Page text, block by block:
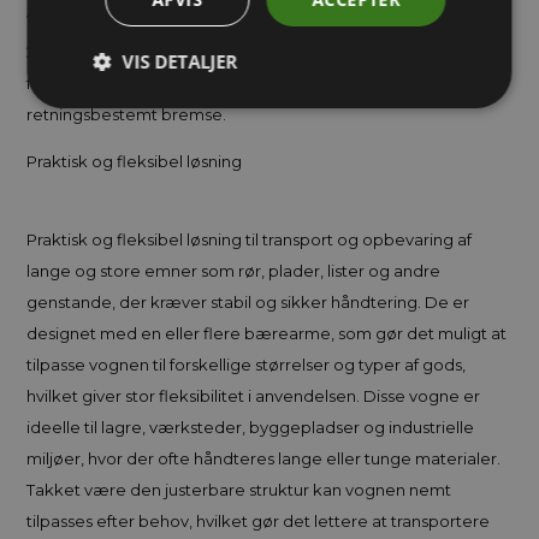
Vognen er konstrueret af stålrør. Hver af de 8 arme kan bære
20 kg. Vognen har to hjul med drejelige gafler og to hjul med
faste gafler, hvoraf det ene hjul er udstyret med en
retningsbestemt bremse.
Praktisk og fleksibel løsning
Praktisk og fleksibel løsning til transport og opbevaring af
lange og store emner som rør, plader, lister og andre
genstande, der kræver stabil og sikker håndtering. De er
designet med en eller flere bærearme, som gør det muligt at
tilpasse vognen til forskellige størrelser og typer af gods,
hvilket giver stor fleksibilitet i anvendelsen. Disse vogne er
ideelle til lagre, værksteder, byggepladser og industrielle
miljøer, hvor der ofte håndteres lange eller tunge materialer.
Takket være den justerbare struktur kan vognen nemt
tilpasses efter behov, hvilket gør det lettere at transportere
VIS DETALJER